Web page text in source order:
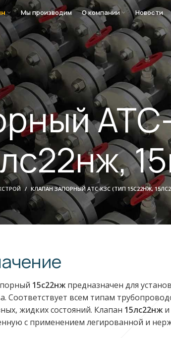
Мы производим О компании Новости
КЛАПАН ЗАПОРНЫЙ АТС-КЗС (ТИП 15С22НЖ,
15с22нжпредназначен для
Соответствует всем типам
жидких состояний. Клапан 15лс22нжи
с применением легированной и